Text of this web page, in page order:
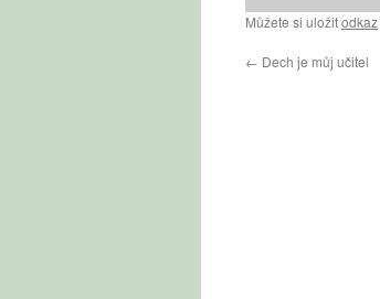
Můžete si uložitodkaz
← Dech je můj učitel